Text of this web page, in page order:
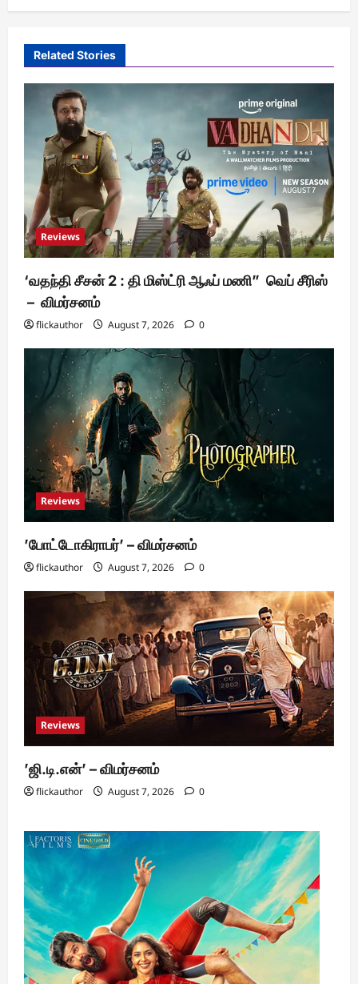
Related Stories
Reviews
‘வதந்தி சீசன் 2 : தி மிஸ்ட்ரி ஆஃப் மணி” வெப் சீரிஸ்
– விமர்சனம்
flickauthor August 7, 2026 0
Reviews
’போட்டோகிராபர்’ – விமர்சனம்
flickauthor August 7, 2026 0
Reviews
’ஜி.டி.என்’ – விமர்சனம்
flickauthor August 7, 2026 0